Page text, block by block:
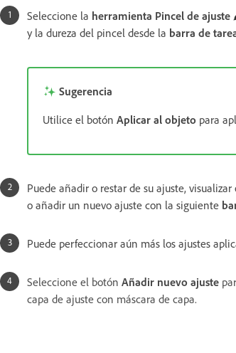
Seleccione la herramienta Pincel de ajuste
y la dureza del pincel desde la barra de
Sugerencia
Utilice el botón Aplicar al objeto para
Puede añadir o restar de su ajuste,
o añadir un nuevo ajuste con la siguiente
Puede perfeccionar aún más los ajustes
Seleccione el botón Añadir nuevo ajuste
capa de ajuste con máscara de capa.